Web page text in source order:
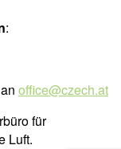
:
office@czech.at
für
Luft.